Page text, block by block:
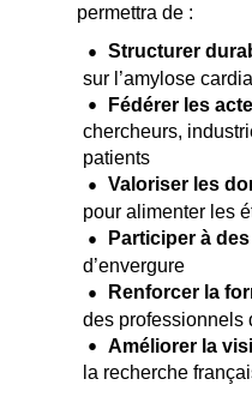
permettra de :
Structurer
sur l’amylose
Fédérer les
chercheurs,
patients
Valoriser les
pour alimenter les
Participer à
d’envergure
Renforcer la
des professionnels
Améliorer la
la recherche